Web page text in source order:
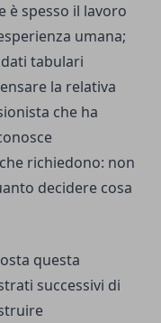
è spesso il lavoro
umana;
tabulari
la relativa
che ha
richiedono: non
decidere cosa
questa
successivi di